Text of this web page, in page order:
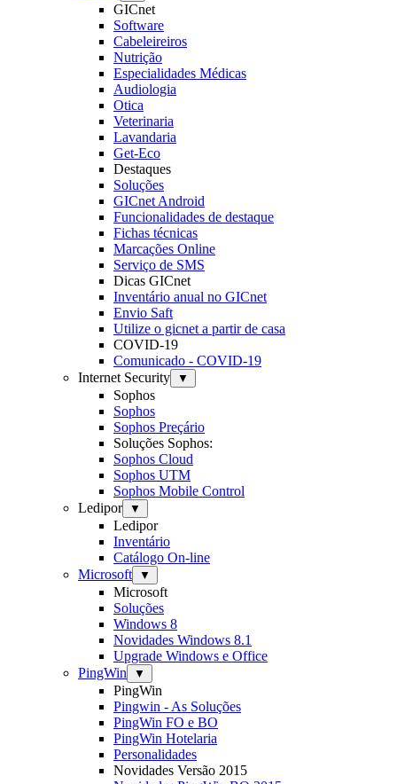
GICnet
Software
Cabeleireiros
Nutrição
Especialidades Médicas
Audiologia
Otica
Veterinaria
Lavandaria
Get-Eco
Destaques
Soluções
GICnet Android
Funcionalidades de destaque
Fichas técnicas
Marcações Online
Serviço de SMS
Dicas GICnet
Inventário anual no GICnet
Envio Saft
Utilize o gicnet a partir de casa
COVID-19
Comunicado - COVID-19
Internet Security
▼
Sophos
Sophos
Sophos Preçário
Soluções Sophos:
Sophos Cloud
Sophos UTM
Sophos Mobile Control
Ledipor
▼
Ledipor
Inventário
Catálogo On-line
Microsoft
▼
Microsoft
Soluções
Windows 8
Novidades Windows 8.1
Upgrade Windows e Office
PingWin
▼
PingWin
Pingwin - As Soluções
PingWin FO e BO
PingWin Hotelaria
Personalidades
Novidades Versão 2015